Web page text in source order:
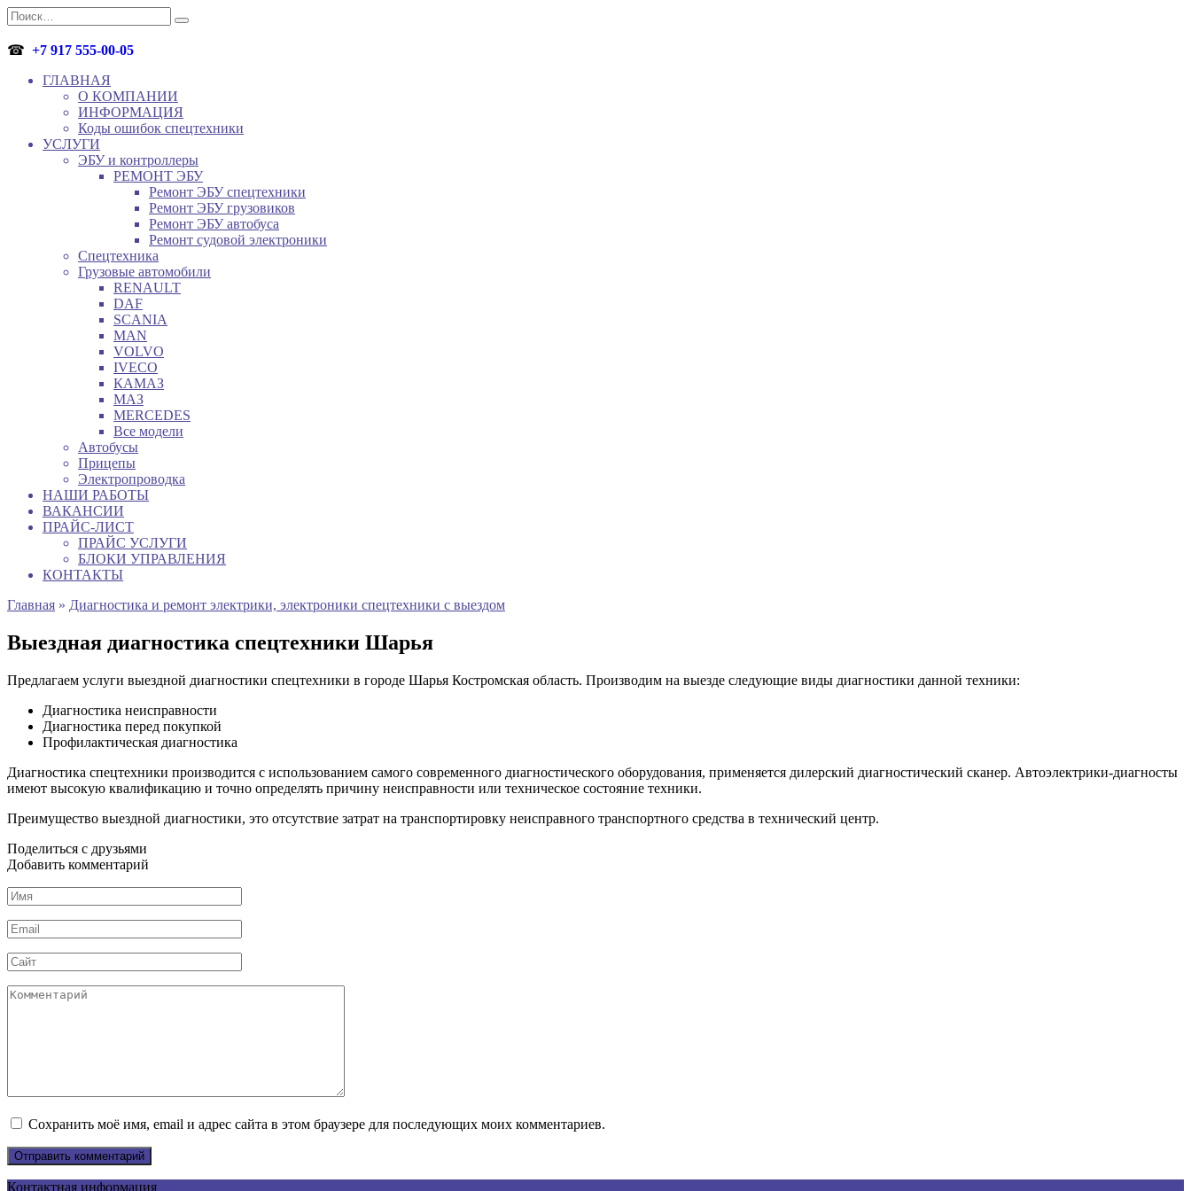
Перейти
к
содержанию
Search
for:
☎ +7 917 555-00-05
ГЛАВНАЯ
О КОМПАНИИ
ИНФОРМАЦИЯ
Коды ошибок спецтехники
УСЛУГИ
ЭБУ и контроллеры
РЕМОНТ ЭБУ
Ремонт ЭБУ спецтехники
Ремонт ЭБУ грузовиков
Ремонт ЭБУ автобуса
Ремонт судовой электроники
Спецтехника
Грузовые автомобили
RENAULT
DAF
SCANIA
MAN
VOLVO
IVECO
КАМАЗ
МАЗ
MERCEDES
Все модели
Автобусы
Прицепы
Электропроводка
НАШИ РАБОТЫ
ВАКАНСИИ
ПРАЙС-ЛИСТ
ПРАЙС УСЛУГИ
БЛОКИ УПРАВЛЕНИЯ
КОНТАКТЫ
Главная » Диагностика и ремонт электрики, электроники спецтехники с выездом
Выездная диагностика спецтехники Шарья
Предлагаем услуги выездной диагностики спецтехники в городе Шарья Костромская область. Производим на выезде следующие виды диагностики данной техники:
Диагностика неисправности
Диагностика перед покупкой
Профилактическая диагностика
Диагностика спецтехники производится с использованием самого современного диагностического оборудования, применяется дилерский диагностический сканер. Автоэлектрики-диагносты
имеют высокую квалификацию и точно определять причину неисправности или техническое состояние техники.
Преимущество выездной диагностики, это отсутствие затрат на транспортировку неисправного транспортного средства в технический центр.
Поделиться с друзьями
Добавить комментарий
Имя
*
Email
*
Сайт
Комментарий
Сохранить моё имя, email и адрес сайта в этом браузере для последующих моих комментариев.
Контактная информация